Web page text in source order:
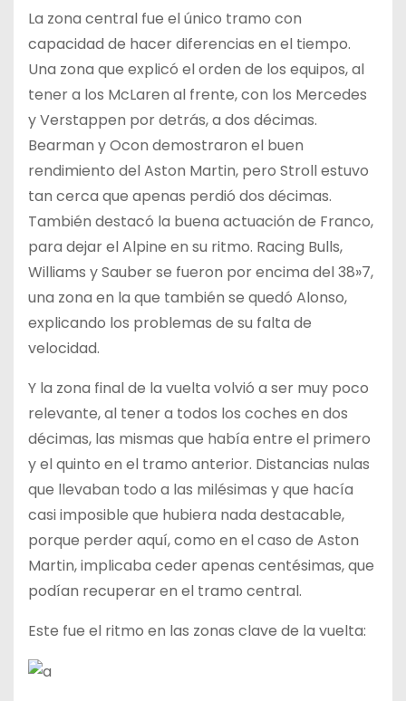
La zona central fue el único tramo con
capacidad de hacer diferencias en el tiempo.
Una zona que explicó el orden de los equipos, al
tener a los McLaren al frente, con los Mercedes
y Verstappen por detrás, a dos décimas.
Bearman y Ocon demostraron el buen
rendimiento del Aston Martin, pero Stroll estuvo
tan cerca que apenas perdió dos décimas.
También destacó la buena actuación de Franco,
para dejar el Alpine en su ritmo. Racing Bulls,
Williams y Sauber se fueron por encima del 38»7,
una zona en la que también se quedó Alonso,
explicando los problemas de su falta de
velocidad.
Y la zona final de la vuelta volvió a ser muy poco
relevante, al tener a todos los coches en dos
décimas, las mismas que había entre el primero
y el quinto en el tramo anterior. Distancias nulas
que llevaban todo a las milésimas y que hacía
casi imposible que hubiera nada destacable,
porque perder aquí, como en el caso de Aston
Martin, implicaba ceder apenas centésimas, que
podían recuperar en el tramo central.
Este fue el ritmo en las zonas clave de la vuelta: